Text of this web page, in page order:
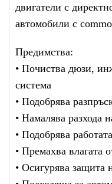
двигатели с
автомобили с
Предимства:
• Почиства дюзи,
система
• Подобрява
• Намалява разхода
• Подобрява
• Премахва влагата
• Осигурява защита